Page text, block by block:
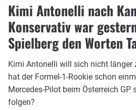
Kimi Antonelli nach
Konservativ war
Spielberg den Worten
Kimi Antonelli will sich nicht länger
hat der Formel-1-Rookie schon
Mercedes-Pilot beim Österreich GP
folgen?